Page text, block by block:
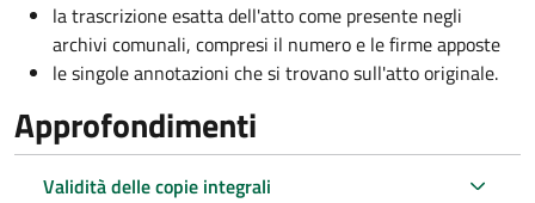
la trascrizione esatta dell'atto come presente negli
archivi comunali, compresi il numero e le firme apposte
le singole annotazioni che si trovano sull'atto originale.
Approfondimenti
Validità delle copie integrali